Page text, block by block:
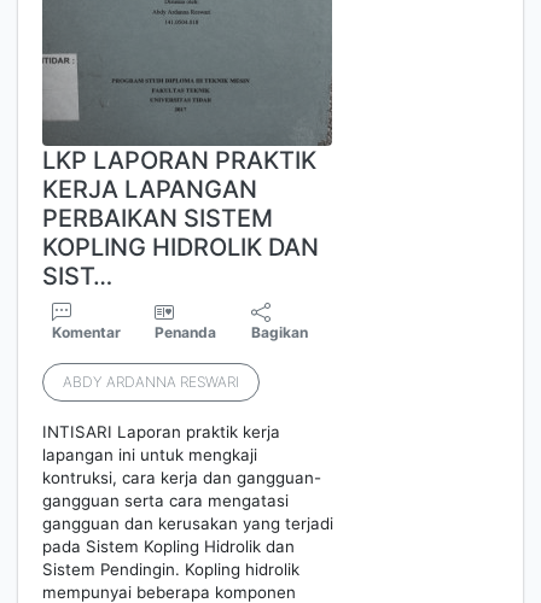
LKP LAPORAN PRAKTIK
KERJA LAPANGAN
PERBAIKAN SISTEM
KOPLING HIDROLIK DAN
SIST…
Komentar Penanda Bagikan
ABDY ARDANNA RESWARI
INTISARI Laporan praktik kerja
lapangan ini untuk mengkaji
kontruksi, cara kerja dan gangguan-
gangguan serta cara mengatasi
gangguan dan kerusakan yang terjadi
pada Sistem Kopling Hidrolik dan
Sistem Pendingin. Kopling hidrolik
mempunyai beberapa komponen